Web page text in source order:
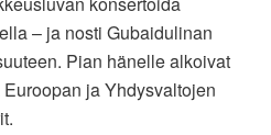
– ja nosti Gubaidulinan
Pian hänelle alkoivat
ja Yhdysvaltojen